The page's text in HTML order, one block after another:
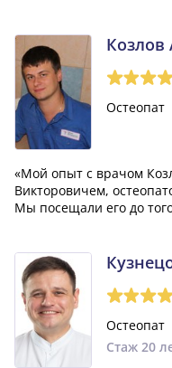
оказанную мнеКозлов
Остеопат
«Мой опыт с врачом
Викторовичем,
Мы посещали его до
Викторович
Остеопат
Стаж 20